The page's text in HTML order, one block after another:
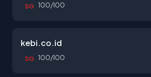
SG 100/100
kebi.co.id
SG 100/100